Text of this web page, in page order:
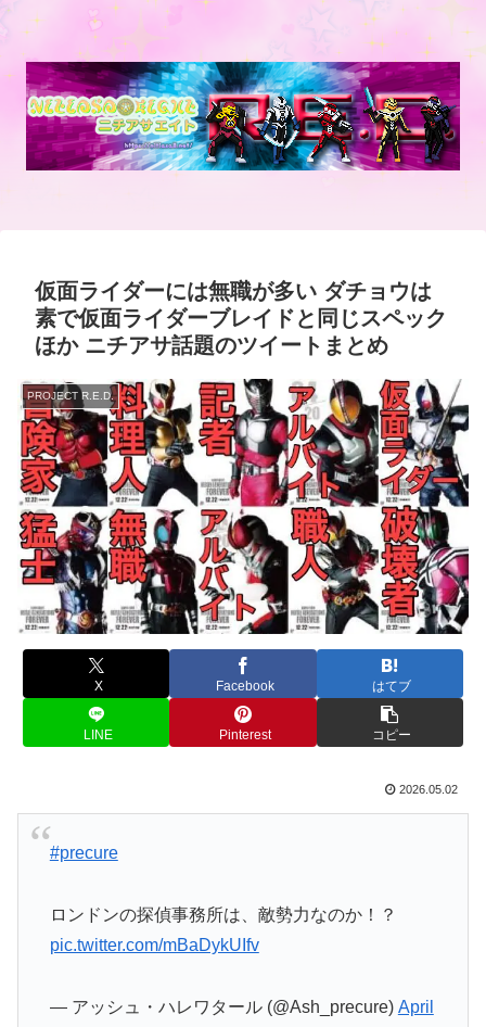
仮面ライダーには無職が多い ダチョウは
素で仮面ライダーブレイドと同じスペック
ほか ニチアサ話題のツイートまとめ
PROJECT R.E.D.
X Facebook はてブ
LINE Pinterest コピー
2026.05.02
#precure
ロンドンの探偵事務所は、敵勢力なのか！？
pic.twitter.com/mBaDykUIfv
— アッシュ・ハレワタール (@Ash_precure) April